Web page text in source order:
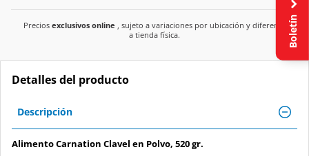
Precios exclusivos online , sujeto a variaciones por ubicación y diferente
a tienda física.
Detalles del producto
Descripción
Alimento Carnation Clavel en Polvo, 520 gr.
Boletín